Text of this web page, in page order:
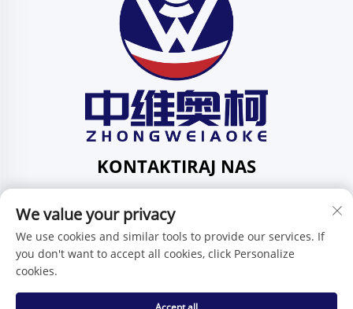
KONTAKTIRAJ NAS
Pingdi, Shenzhen, Guangdong, Kina
Tel:+86-15986647296
E-mail: [email protected]
We value your privacy
We use cookies and similar tools to provide our services. If
you don't want to accept all cookies, click Personalize
cookies.